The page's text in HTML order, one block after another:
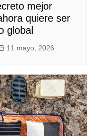
mejor
quiere ser
global
11 mayo, 2026